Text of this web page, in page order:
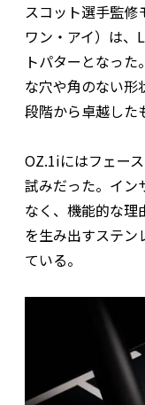
スコット選手監修
ワン・アイ）は、
トパターとなっ
な穴や角のない形
段階から卓越した
OZ.1iにはフェー
試みだった。イン
なく、機能的な理
を生み出すステン
ている。